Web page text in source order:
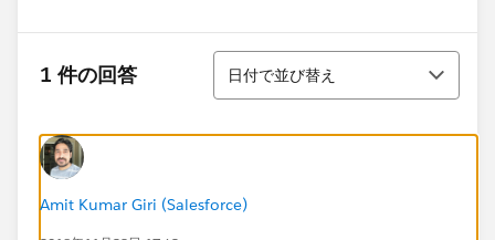
1 件の回答
並び替え
日付で並び替え
Amit Kumar Giri (Salesforce)